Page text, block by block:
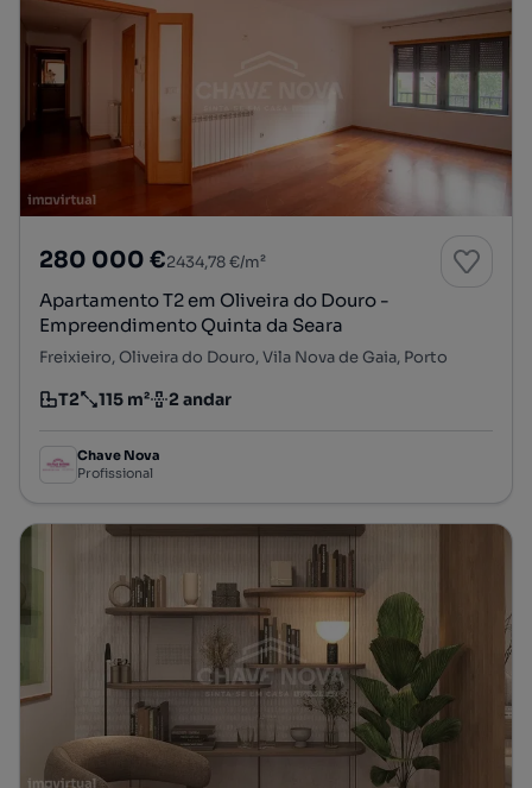
280 000 €2434,78 €/m²
Apartamento T2 em Oliveira do Douro -
Empreendimento Quinta da Seara
Freixieiro, Oliveira do Douro, Vila Nova de Gaia, Porto
Tipologia
T2
Preço por metro quadrado
115 m²
Andar 2 andar
Chave Nova
Profissional